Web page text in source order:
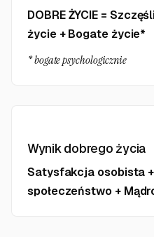
DOBRE ŻYCIE =
życie + Bogate życie*
* bogate psychologicznie
Wynik dobrego życia
Satysfakcja osobista +
społeczeństwo +